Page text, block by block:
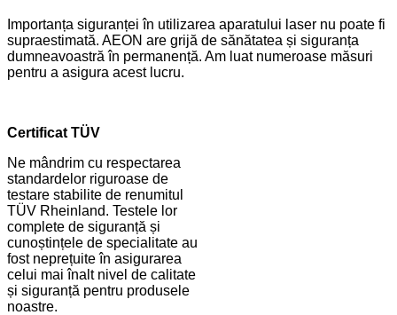
Importanța siguranței în utilizarea aparatului laser nu poate fi
supraestimată. AEON are grijă de sănătatea și siguranța
dumneavoastră în permanență. Am luat numeroase măsuri
pentru a asigura acest lucru.
Certificat TÜV
Ne mândrim cu respectarea
standardelor riguroase de
testare stabilite de renumitul
TÜV Rheinland. Testele lor
complete de siguranță și
cunoștințele de specialitate au
fost neprețuite în asigurarea
celui mai înalt nivel de calitate
și siguranță pentru produsele
noastre.